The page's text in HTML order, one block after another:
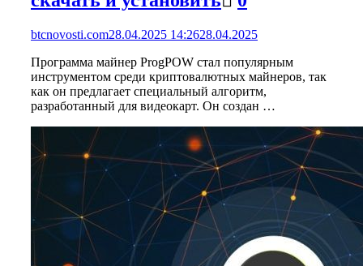
btcnovosti.com28.04.2025 14:2628.04.2025
Программа майнер ProgPOW стал популярным
инструментом среди криптовалютных майнеров, так
как он предлагает специальный алгоритм,
разработанный для видеокарт. Он создан …